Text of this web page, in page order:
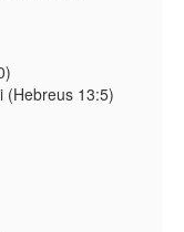
(Hebreus 13:5)